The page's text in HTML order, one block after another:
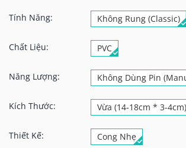
Tính Năng: Không Rung (Classic)
Chất Liệu: PVC
Năng Lượng: Không Dùng Pin
Kích Thước: Vừa (14-18cm * 3-
Thiết Kế: Cong Nhẹ